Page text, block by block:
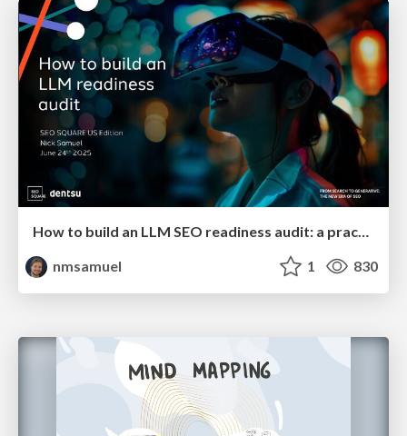
How to build an LLM SEO readiness audit: a practical framework
nmsamuel
1 830